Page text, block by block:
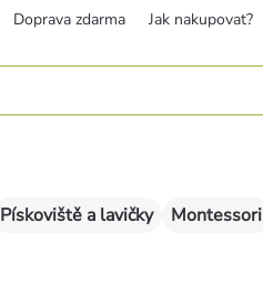
Doprava zdarma Jak nakupovat?
Pískoviště a lavičky Montessori